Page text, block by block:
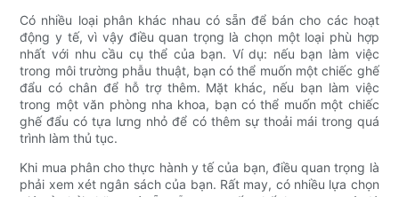
Có nhiều loại phân khác nhau có sẵn để bán cho các hoạt
động y tế, vì vậy điều quan trọng là chọn một loại phù hợp
nhất với nhu cầu cụ thể của bạn. Ví dụ: nếu bạn làm việc
trong môi trường phẫu thuật, bạn có thể muốn một chiếc ghế
đẩu có chân để hỗ trợ thêm. Mặt khác, nếu bạn làm việc
trong một văn phòng nha khoa, bạn có thể muốn một chiếc
ghế đẩu có tựa lưng nhỏ để có thêm sự thoải mái trong quá
trình làm thủ tục.
Khi mua phân cho thực hành y tế của bạn, điều quan trọng là
phải xem xét ngân sách của bạn. Rất may, có nhiều lựa chọn